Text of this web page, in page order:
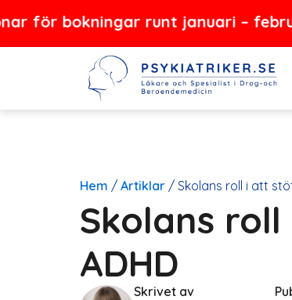
runt januari – februari 2027
Hoppa
Hem / Artiklar / Skolans roll i att
Skolans
ADHD
Skrivet av